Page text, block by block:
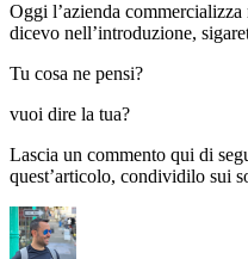
Oggi l’azienda
dicevo nell’introduzione,
Tu cosa ne pensi?
vuoi dire la tua?
Lascia un commento qui di
quest’articolo, condividilo sui